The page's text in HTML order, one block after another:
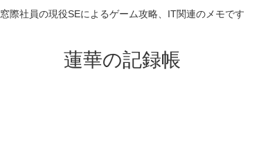
窓際社員の現役SEによるゲーム攻略、IT関連のメモです
蓮華の記録帳